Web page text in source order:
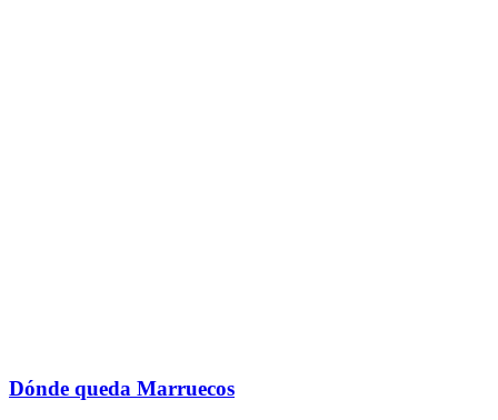
Dónde queda Marruecos